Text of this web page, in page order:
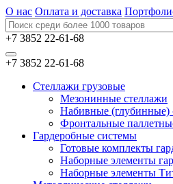
О нас Оплата и доставка
+7 3852 22-61-68
+7 3852 22-61-68
Стеллажи грузовые
Мезонинные стеллажи
Набивные (глубинные)
Фронтальные
Гардеробные системы
Готовые комплекты
Наборные элементы
Наборные элементы